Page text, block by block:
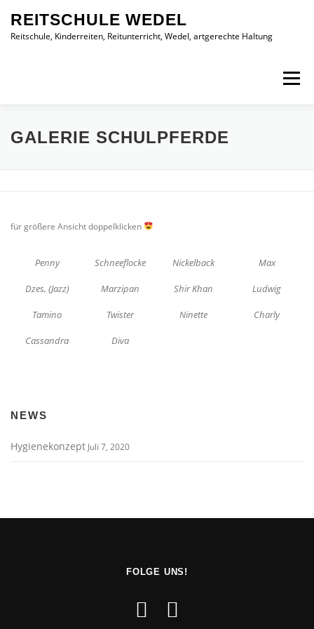
REITSCHULE WEDEL
Reitschule, Kinderreiten, Reitunterricht, Wedel, artgerechte Haltung
Menü
START UNSERE ANGEBOTE ÜBER UNS
GALERIE SCHULPFERDE
für größere Ansicht doppelklicken
Penny Schneeflocke Nickelback Max
Dzes, (Jazz) Marzipan Shir Khan Ludwig
Tamino Twister Ninette Charly
Cassandra Diva
NEWS
Hygienekonzept Juli 7, 2020
FOLGE UNS!